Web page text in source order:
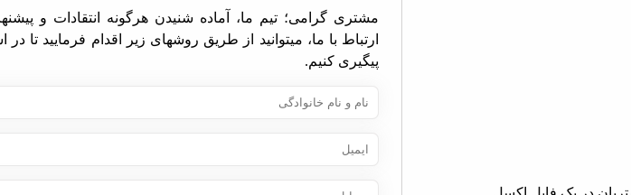
مشتری گرامی؛ تیم ما، آماده شنیدن هرگونه انتقادات و
ارتباط با ما، میتوانید از طریق روشهای زیر اقدام فرمایید تا
پیگیری کنیم.